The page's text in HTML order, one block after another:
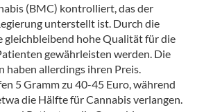
(BMC) kontrolliert, das der
unterstellt ist. Durch die
gleichbleibend hohe Qualität für die
gewährleisten werden. Die
allerdings ihren Preis.
5 Gramm zu 40-45 Euro, während
die Hälfte für Cannabis verlangen.